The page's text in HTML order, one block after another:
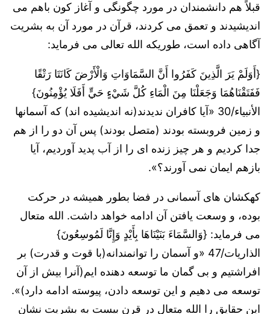
قبلاً هم دانشمندان در مورد چگونگی و آغاز کون باهم می
اندیشیدند و تعمق می کردند، قرآن در مورد آن به بشریت
آگاهی داده است، طوریکه الله تعالی می فرماید:
{أَوَلَمْ يَرَ الَّذِينَ كَفَرُوا أَنَّ السَّمَاوَاتِ وَالْأَرْضَ كَانَتَا رَتْقًا
فَفَتَقْنَاهُمَا وَجَعَلْنَا مِنَ الْمَاءِ كُلَّ شَيْءٍ حَيٍّ أَفَلَا يُؤْمِنُونَ}
الأنبياء/30 «آیا کافران ندیدند(نه اندیشیده اند) که آسمانها
و زمین فروبسته بودند (متصل بودند) پس آن دو را از هم
جدا کردیم و هر چیز زنده ای را از آب پدید آوردیم، آیا
بازهم ایمان نمی آورند؟».
کهکشان های آسمانی در فضا بطور همیشه در حرکت
بوده، و وسعت یافتن آن ادامه خواهد داشت. الله متعال
می فرماید: {وَالسَّمَاءَ بَنَيْنَاهَا بِأَيْدٍ وَإِنَّا لَمُوسِعُونَ}
الذاريات/47 «و آسمان را توانمندانه(با قوت و قدرت) بر
افراشتیم و بی گمان ما توسعه دهنده ایم(آنرا بیش از آن
توسعه می دهیم و این توسعه دادن، پیوسته ادامه دارد)».
این حقایق را الله متعال در قرن بیست به بشریت نشان